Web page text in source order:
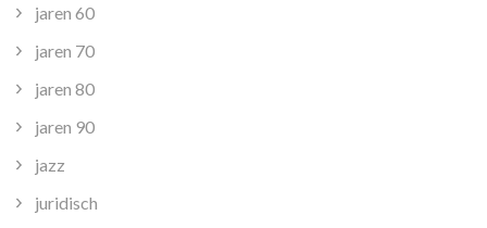
jaren 60
jaren 70
jaren 80
jaren 90
jazz
juridisch